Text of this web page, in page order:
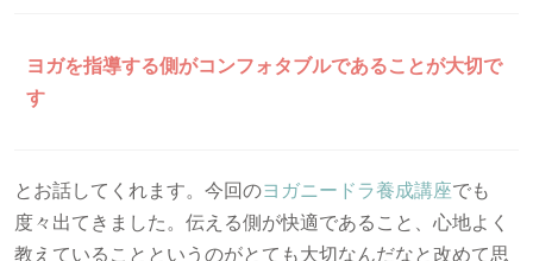
ヨガを指導する側がコンフォタブルであることが大切で
す
とお話してくれます。今回のヨガニードラ養成講座でも
度々出てきました。伝える側が快適であること、心地よく
教えていることというのがとても大切なんだなと改めて思